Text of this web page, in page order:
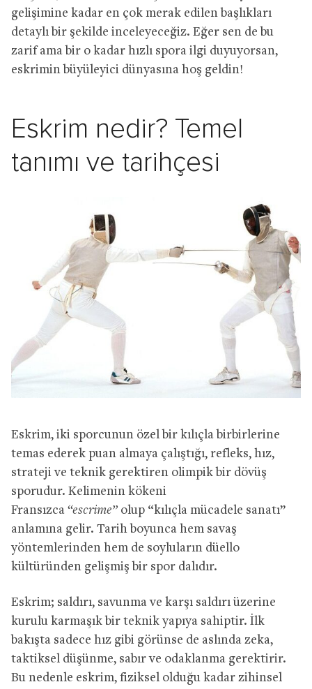
gelişimine kadar en çok merak edilen başlıkları
detaylı bir şekilde inceleyeceğiz. Eğer sen de bu
zarif ama bir o kadar hızlı spora ilgi duyuyorsan,
eskrimin büyüleyici dünyasına hoş geldin!
Eskrim nedir? Temel
tanımı ve tarihçesi
Eskrim, iki sporcunun özel bir kılıçla birbirlerine
temas ederek puan almaya çalıştığı, refleks, hız,
strateji ve teknik gerektiren olimpik bir dövüş
sporudur. Kelimenin kökeni
Fransızca “escrime” olup “kılıçla mücadele sanatı”
anlamına gelir. Tarih boyunca hem savaş
yöntemlerinden hem de soyluların düello
kültüründen gelişmiş bir spor dalıdır.
Eskrim; saldırı, savunma ve karşı saldırı üzerine
kurulu karmaşık bir teknik yapıya sahiptir. İlk
bakışta sadece hız gibi görünse de aslında zeka,
taktiksel düşünme, sabır ve odaklanma gerektirir.
Bu nedenle eskrim, fiziksel olduğu kadar zihinsel